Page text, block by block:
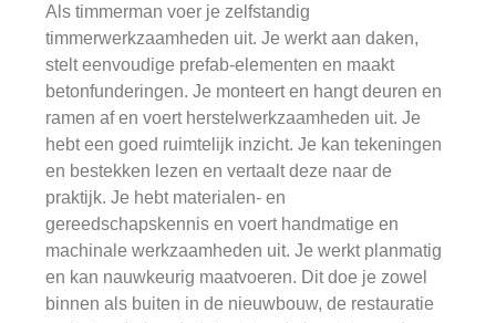
Als timmerman voer je zelfstandig
timmerwerkzaamheden uit. Je werkt aan daken,
stelt eenvoudige prefab-elementen en maakt
betonfunderingen. Je monteert en hangt deuren en
ramen af en voert herstelwerkzaamheden uit. Je
hebt een goed ruimtelijk inzicht. Je kan tekeningen
en bestekken lezen en vertaalt deze naar de
praktijk. Je hebt materialen- en
gereedschapskennis en voert handmatige en
machinale werkzaamheden uit. Je werkt planmatig
en kan nauwkeurig maatvoeren. Dit doe je zowel
binnen als buiten in de nieuwbouw, de restauratie